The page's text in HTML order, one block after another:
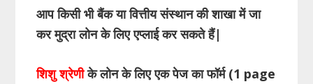
आप किसी भी बैंक या वित्तीय संस्थान की शाखा में जा
कर मुद्रा लोन के लिए एप्लाई कर सकते हैं|
शिशु श्रेणीके लोन के लिए एक पेज का फॉर्म (1 page